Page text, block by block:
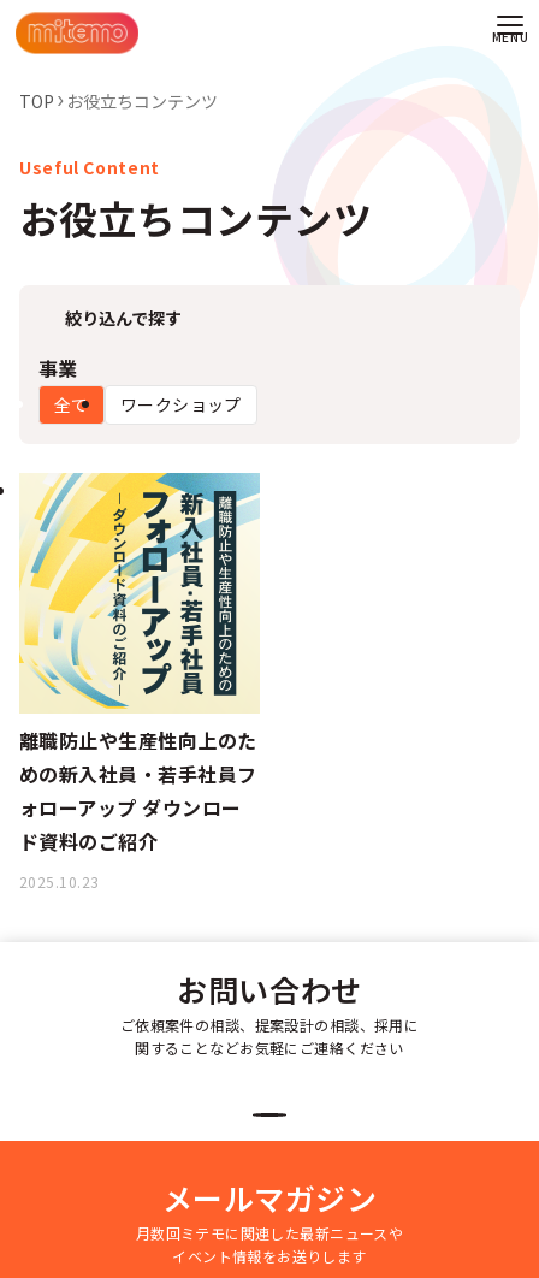
TOP お役立ちコンテンツ
お役立ちコンテンツ
絞り込んで探す
事業
全て ワークショップ
離職防止や生産性向上のた
めの新入社員・若手社員フ
ォローアップ ダウンロー
ド資料のご紹介
2025.10.23
お問い合わせ
ご依頼案件の相談、提案設計の相談、採用に
関することなどお気軽にご連絡ください
メールマガジン
月数回ミテモに関連した最新ニュースや
イベント情報をお送りします